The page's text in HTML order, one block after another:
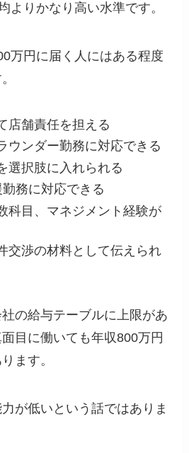
よりかなり高い水準です。
万円に届く人にはある程度
店舗責任を担える
ウンダー勤務に対応できる
選択肢に入れられる
務に対応できる
科目、マネジメント経験が
交渉の材料として伝えられ
の給与テーブルに上限があ
目に働いても年収800万円
ます。
が低いという話ではありま